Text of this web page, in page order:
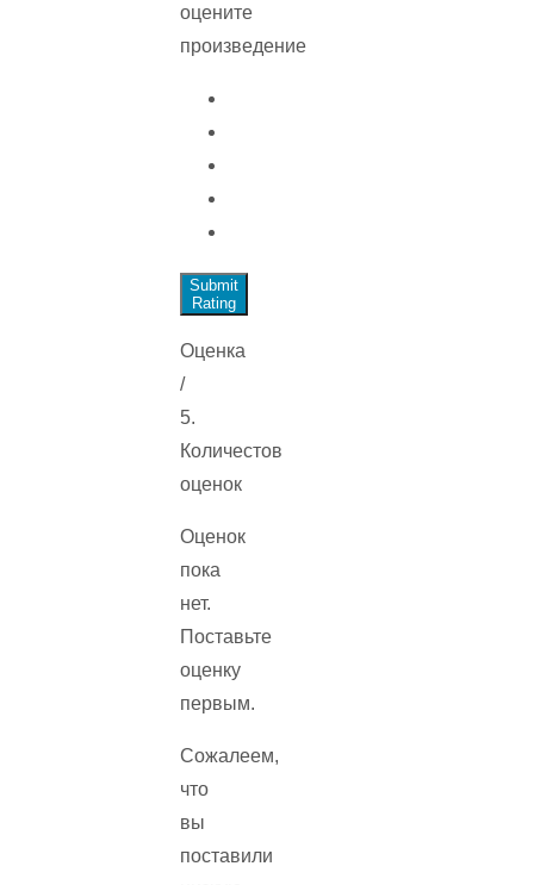
оцените
произведение
Submit
Rating
Оценка
/
5.
Количестов
оценок
Оценок
пока
нет.
Поставьте
оценку
первым.
Сожалеем,
что
вы
поставили